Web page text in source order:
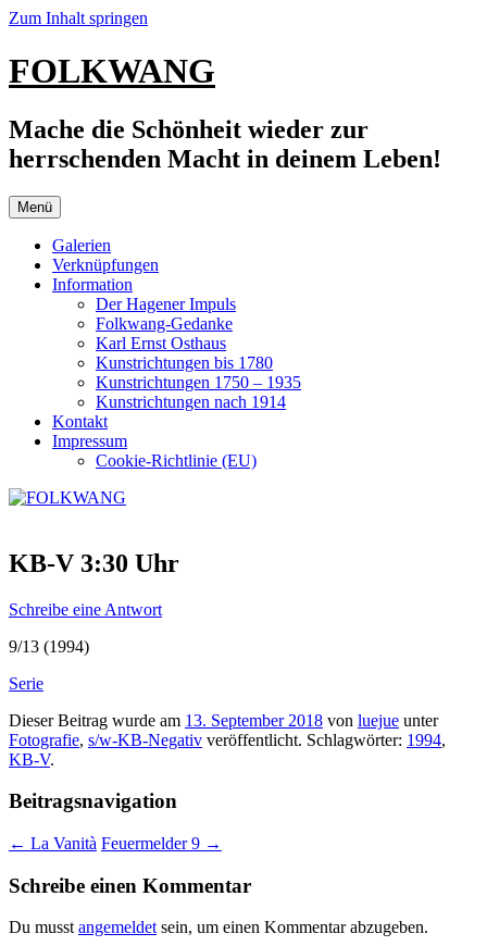
Zum Inhalt springen
FOLKWANG
Mache die Schönheit wieder zur
herrschenden Macht in deinem Leben!
Menü
Galerien
Verknüpfungen
Information
Der Hagener Impuls
Folkwang-Gedanke
Karl Ernst Osthaus
Kunstrichtungen bis 1780
Kunstrichtungen 1750 – 1935
Kunstrichtungen nach 1914
Kontakt
Impressum
Cookie-Richtlinie (EU)
KB-V 3:30 Uhr
Schreibe eine Antwort
9/13 (1994)
Serie
Dieser Beitrag wurde am 13. September 2018 von luejue unter
Fotografie, s/w-KB-Negativ veröffentlicht. Schlagwörter: 1994,
KB-V.
Beitragsnavigation
← La Vanità Feuermelder 9 →
Schreibe einen Kommentar
Du musstangemeldetsein, um einen Kommentar abzugeben.